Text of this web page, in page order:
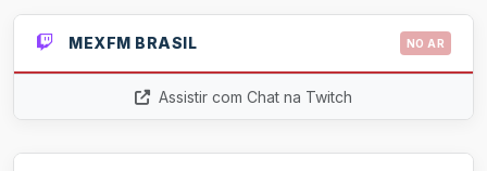
MEXFM BRASIL NO AR
Assistir com Chat na Twitch